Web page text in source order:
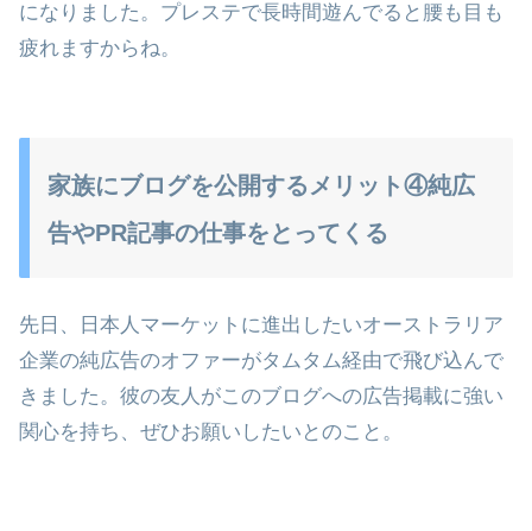
になりました。プレステで長時間遊んでると腰も目も
疲れますからね。
家族にブログを公開するメリット④純広
告やPR記事の仕事をとってくる
先日、日本人マーケットに進出したいオーストラリア
企業の純広告のオファーがタムタム経由で飛び込んで
きました。彼の友人がこのブログへの広告掲載に強い
関心を持ち、ぜひお願いしたいとのこと。